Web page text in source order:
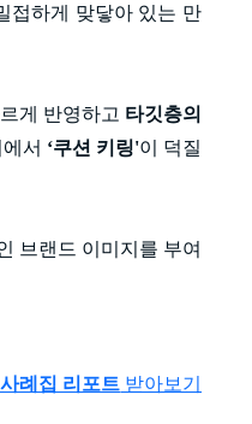
접하게 맞닿아 있는 만
게 반영하고 타깃층의
서 ‘쿠션 키링'이 덕질
브랜드 이미지를 부여
례집 리포트 받아보기